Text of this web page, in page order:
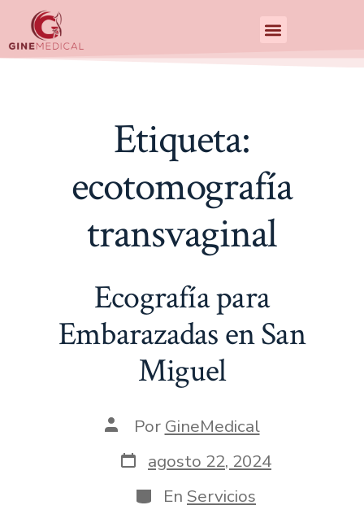
Etiqueta:
ecotomografía
transvaginal
Ecografía para
Embarazadas en San
Miguel
Por GineMedical
agosto 22, 2024
En Servicios